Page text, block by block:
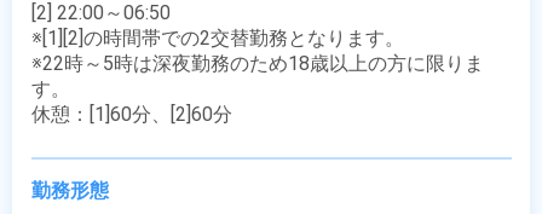
[2] 22:00～06:50
※[1][2]の時間帯での2交替勤務となります。
※22時～5時は深夜勤務のため18歳以上の方に限りま
す。
休憩：[1]60分、[2]60分
勤務形態